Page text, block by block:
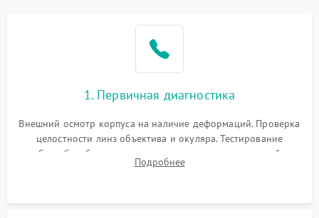
1. Первичная диагностика
Внешний осмотр корпуса на наличие деформаций. Проверка
целостности линз объектива и окуляра. Тестирование
работы барабанчиков ввода поправок, кольца отстройки
параллакса и зума. Выявление сколов, внутренних
Подробнее